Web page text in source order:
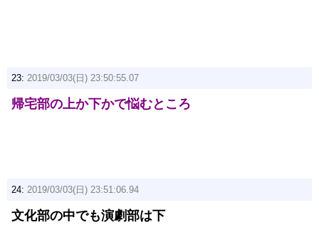
23: 2019/03/03(日) 23:50:55.07
帰宅部の上か下かで悩むところ
24: 2019/03/03(日) 23:51:06.94
文化部の中でも演劇部は下